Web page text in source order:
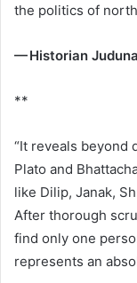
the politics of
— Historian
**
“It reveals beyond
Plato and
like Dilip, Janak,
After thorough
find only one
represents an